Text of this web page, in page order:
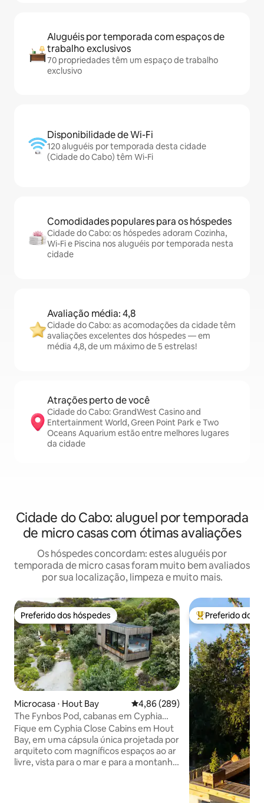
Aluguéis por temporada com espaços de
trabalho exclusivos
70 propriedades têm um espaço de trabalho
exclusivo
Disponibilidade de Wi-Fi
120 aluguéis por temporada desta cidade
(Cidade do Cabo) têm Wi-Fi
Comodidades populares para os hóspedes
Cidade do Cabo: os hóspedes adoram Cozinha,
Wi-Fi e Piscina nos aluguéis por temporada nesta
cidade
Avaliação média: 4,8
Cidade do Cabo: as acomodações da cidade têm
avaliações excelentes dos hóspedes — em
média 4,8, de um máximo de 5 estrelas!
Atrações perto de você
Cidade do Cabo: GrandWest Casino and
Entertainment World, Green Point Park e Two
Oceans Aquarium estão entre melhores lugares
da cidade
Cidade do Cabo: aluguel por temporada
de micro casas com ótimas avaliações
Os hóspedes concordam: estes aluguéis por
temporada de micro casas foram muito bem avaliados
por sua localização, limpeza e muito mais.
Preferido dos hóspedes
Preferido dos hóspedes
Microcasa ⋅ Hout Bay 4,86 de uma avaliação média de
4,86 (289)
The Fynbos Pod, cabanas em Cyphia
Close, Hout Bay
Fique em Cyphia Close Cabins em Hout
Bay, em uma cápsula única projetada por
arquiteto com magníficos espaços ao ar
livre, vista para o mar e para a montanha,
Entre os
Preferido dos